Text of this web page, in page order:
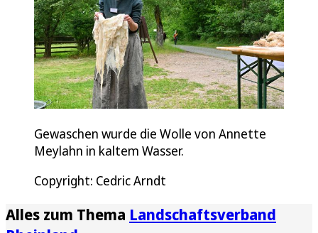
Gewaschen wurde die Wolle von Annette
Meylahn in kaltem Wasser.
Copyright: Cedric Arndt
Alles zum Thema Landschaftsverband